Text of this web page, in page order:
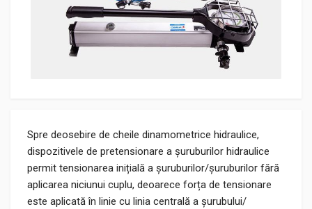
Spre deosebire de cheile dinamometrice hidraulice,
dispozitivele de pretensionare a șuruburilor hidraulice
permit tensionarea inițială a șuruburilor/șuruburilor fără
aplicarea niciunui cuplu, deoarece forța de tensionare
este aplicată în linie cu linia centrală a șurubului/